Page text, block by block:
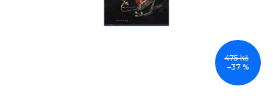
475 kč
–37 %